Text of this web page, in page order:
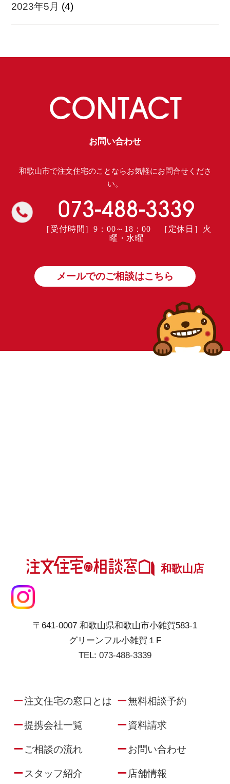
2023年5月 (4)
CONTACT
お問い合わせ
和歌山市で注文住宅のことならお気軽にお問合せくださ
い。
073-488-3339
［受付時間］9：00～18：00 ［定休日］火
曜・水曜
メールでのご相談はこちら
和歌山店
〒641-0007 和歌山県和歌山市小雑賀583-1
グリーンフル小雑賀１F
TEL: 073-488-3339
注文住宅の窓口とは
提携会社一覧
ご相談の流れ
スタッフ紹介
無料相談予約
資料請求
お問い合わせ
店舗情報